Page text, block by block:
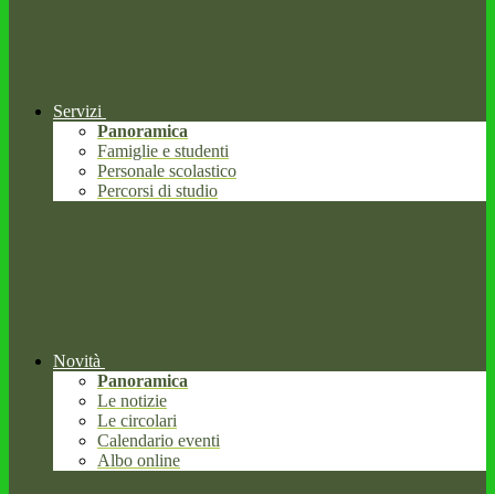
Servizi
Panoramica
Famiglie e studenti
Personale scolastico
Percorsi di studio
Novità
Panoramica
Le notizie
Le circolari
Calendario eventi
Albo online